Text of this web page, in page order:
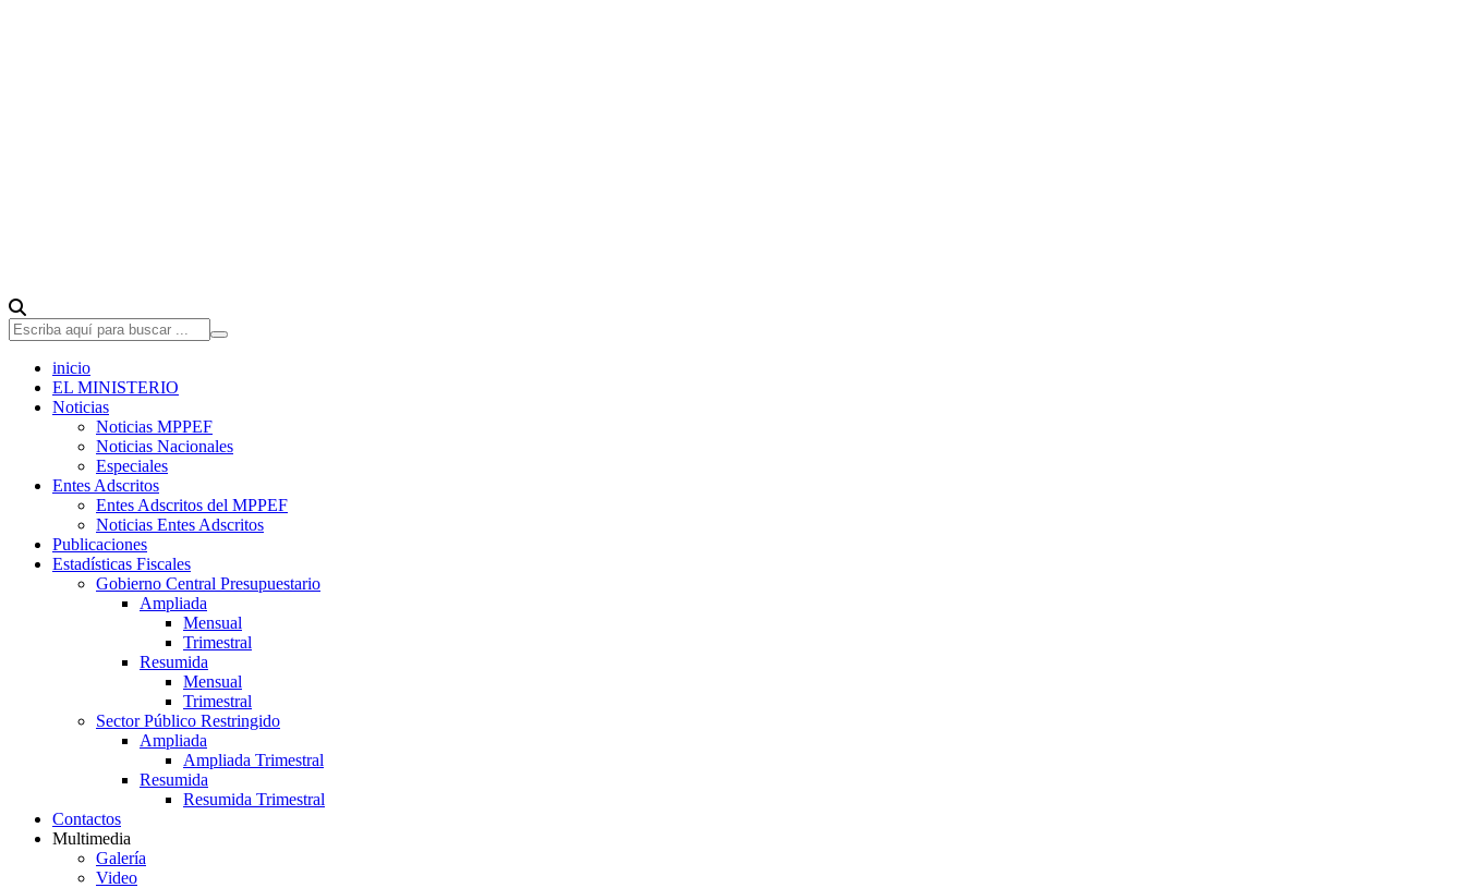
inicio
EL MINISTERIO
Noticias
Noticias MPPEF
Noticias Nacionales
Especiales
Entes Adscritos
Entes Adscritos del MPPEF
Noticias Entes Adscritos
Publicaciones
Estadísticas Fiscales
Gobierno Central Presupuestario
Ampliada
Mensual
Trimestral
Resumida
Mensual
Trimestral
Sector Público Restringido
Ampliada
Ampliada Trimestral
Resumida
Resumida Trimestral
Contactos
Multimedia
Galería
Video